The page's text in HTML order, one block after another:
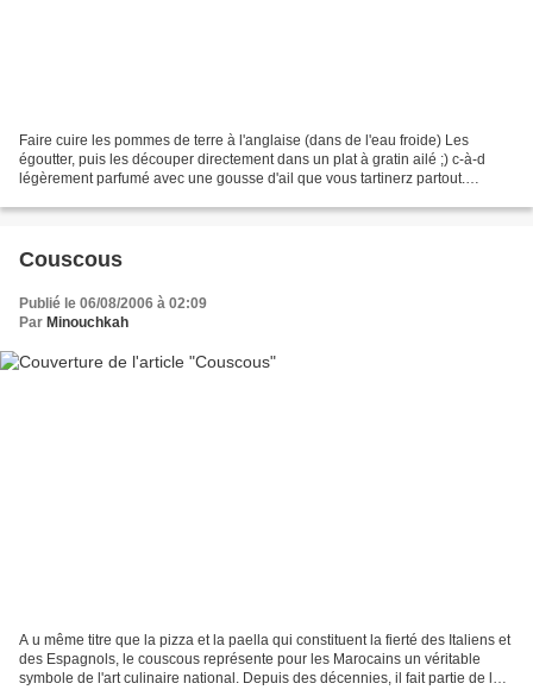
Faire cuire les pommes de terre à l'anglaise (dans de l'eau froide) Les
égoutter, puis les découper directement dans un plat à gratin ailé ;) c-à-d
légèrement parfumé avec une gousse d'ail que vous tartinerz partout.
Couscous
Publié le 06/08/2006 à 02:09
Par Minouchkah
A u même titre que la pizza et la paella qui constituent la fierté des Italiens et
des Espagnols, le couscous représente pour les Marocains un véritable
symbole de l'art culinaire national. Depuis des décennies, il fait partie de la